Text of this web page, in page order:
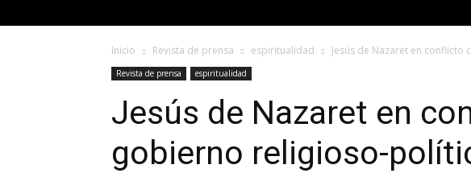
Inicio Revista de prensa espiritualidad Jesús de Nazaret en
Revista de prensa espiritualidad
Jesús de Nazaret en
gobierno religioso-